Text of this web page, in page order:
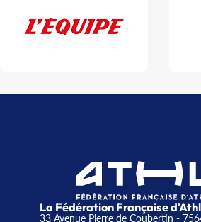
La Fédération Française
33 Avenue Pierre de Coubertin -